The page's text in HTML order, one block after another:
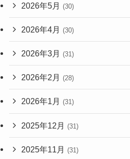
2026年5月 (30)
2026年4月 (30)
2026年3月 (31)
2026年2月 (28)
2026年1月 (31)
2025年12月 (31)
2025年11月 (31)